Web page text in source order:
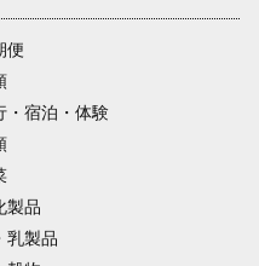
便
・宿泊・体験
製品
乳製品